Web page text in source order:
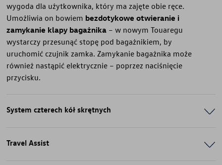
wygoda dla użytkownika, który ma zajęte obie ręce.
Umożliwia on bowiem bezdotykowe otwieranie i
zamykanie klapy bagażnika – w nowym Touaregu
wystarczy przesunąć stopę pod bagażnikiem, by
uruchomić czujnik zamka. Zamykanie bagażnika może
również nastąpić elektrycznie – poprzez naciśnięcie
przycisku.
System czterech kół skrętnych
Travel Assist